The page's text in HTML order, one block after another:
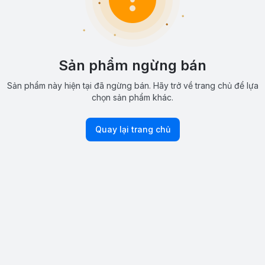
Sản phẩm ngừng bán
Sản phẩm này hiện tại đã ngừng bán. Hãy trở về trang chủ để lựa
chọn sản phẩm khác.
Quay lại trang chủ